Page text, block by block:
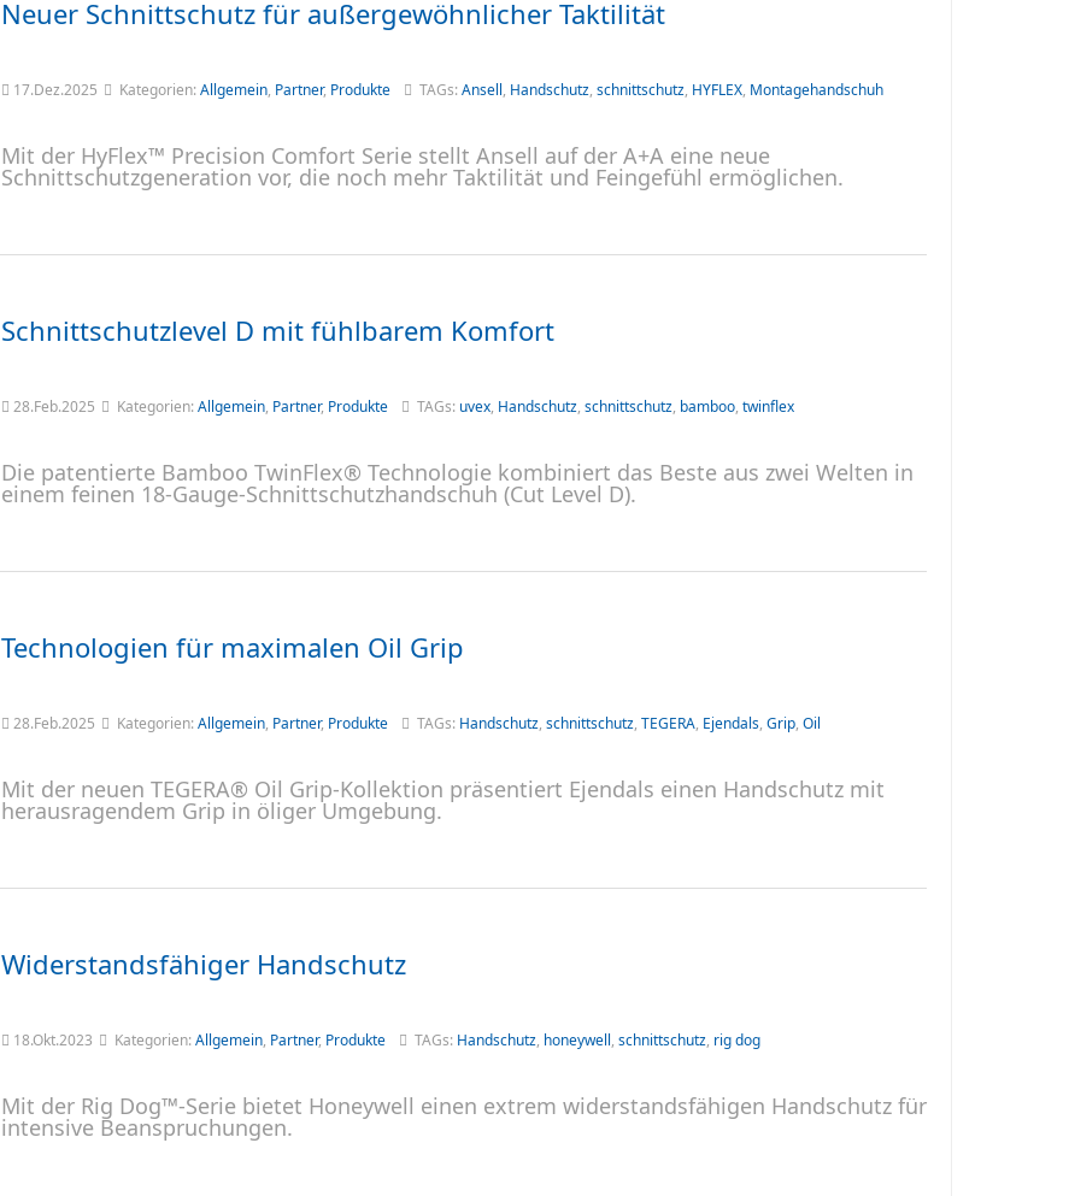
Neuer Schnittschutz für außergewöhnlicher Taktilität
17.Dez.2025 Kategorien:Allgemein, Partner, Produkte TAGs:Ansell, Handschutz, schnittschutz, HYFLEX, Montagehandschuh
Mit der HyFlex™ Precision Comfort Serie stellt Ansell auf der A+A eine neue
Schnittschutzgeneration vor, die noch mehr Taktilität und Feingefühl ermöglichen.
Schnittschutzlevel D mit fühlbarem Komfort
28.Feb.2025 Kategorien:Allgemein, Partner, Produkte TAGs: uvex, Handschutz, schnittschutz, bamboo, twinflex
Die patentierte Bamboo TwinFlex® Technologie kombiniert das Beste aus zwei Welten in
einem feinen 18-Gauge-Schnittschutzhandschuh (Cut Level D).
Technologien für maximalen Oil Grip
28.Feb.2025 Kategorien:Allgemein, Partner, Produkte TAGs: Handschutz, schnittschutz, TEGERA, Ejendals, Grip, Oil
Mit der neuen TEGERA® Oil Grip-Kollektion präsentiert Ejendals einen Handschutz mit
herausragendem Grip in öliger Umgebung.
Widerstandsfähiger Handschutz
18.Okt.2023 Kategorien:Allgemein, Partner, Produkte TAGs: Handschutz, honeywell, schnittschutz, rig dog
Mit der Rig Dog™-Serie bietet Honeywell einen extrem widerstandsfähigen Handschutz für
intensive Beanspruchungen.